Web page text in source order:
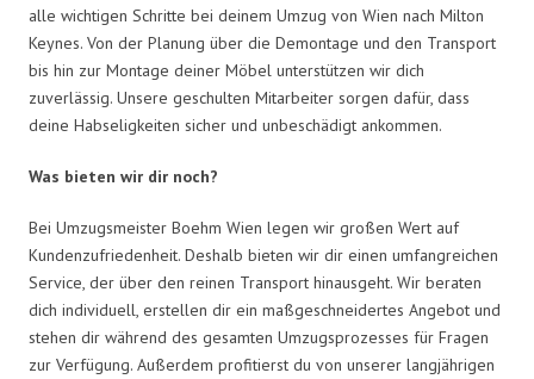
alle wichtigen Schritte bei deinem Umzug von Wien nach Milton
Keynes. Von der Planung über die Demontage und den Transport
bis hin zur Montage deiner Möbel unterstützen wir dich
zuverlässig. Unsere geschulten Mitarbeiter sorgen dafür, dass
deine Habseligkeiten sicher und unbeschädigt ankommen.
Was bieten wir dir noch?
Bei Umzugsmeister Boehm Wien legen wir großen Wert auf
Kundenzufriedenheit. Deshalb bieten wir dir einen umfangreichen
Service, der über den reinen Transport hinausgeht. Wir beraten
dich individuell, erstellen dir ein maßgeschneidertes Angebot und
stehen dir während des gesamten Umzugsprozesses für Fragen
zur Verfügung. Außerdem profitierst du von unserer langjährigen